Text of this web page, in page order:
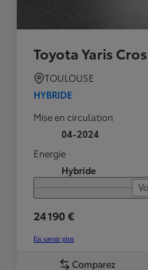
Toyota Yaris
TOULOUSE
HYBRIDE
Mise en circulation
04-2024
Energie
Hybride
24 190 €
En savoir plus
Comparez